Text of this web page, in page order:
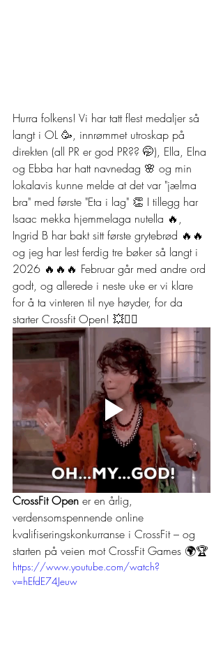
Hurra folkens! Vi har tatt flest medaljer så
langt i OL 🥳, innrømmet utroskap på
direkten (all PR er god PR?? 🤭), Ella, Elna
og Ebba har hatt navnedag 🌸 og min
lokalavis kunne melde at det var "jælma
bra" med første "Eta i lag" 👏 I tillegg har
Isaac mekka hjemmelaga nutella 🔥,
Ingrid B har bakt sitt første grytebrød 🔥🔥
og jeg har lest ferdig tre bøker så langt i
2026 🔥🔥🔥 Februar går med andre ord
godt, og allerede i neste uke er vi klare
for å ta vinteren til nye høyder, for da
starter Crossfit Open! 💥🏋️‍♀️
CrossFit Open er en årlig,
verdensomspennende online
kvalifiseringskonkurranse i CrossFit – og
starten på veien mot CrossFit Games 🌍🏆
https://www.youtube.com/watch?
v=hEfdE74Jeuw